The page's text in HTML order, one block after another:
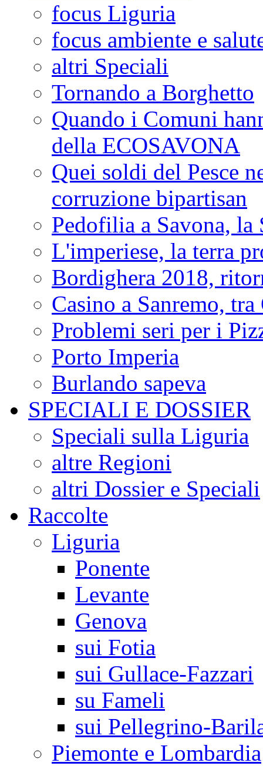
focus Liguria
focus ambiente e
altri Speciali
Tornando a Borghetto
Quando i Comuni
della ECOSAVONA
Quei soldi del Pesce
corruzione bipartisan
Pedofilia a Savona, la
L'imperiese, la terra
Bordighera 2018,
Casino a Sanremo,
Problemi seri per i
Porto Imperia
Burlando sapeva
SPECIALI E DOSSIER
Speciali sulla Liguria
altre Regioni
altri Dossier e Speciali
Raccolte
Liguria
Ponente
Levante
Genova
sui Fotia
sui Gullace-Fazzari
su Fameli
sui Pellegrino-
Piemonte e Lombardia